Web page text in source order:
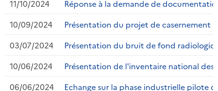
11/10/2024
Réponse à la demande de
10/09/2024
Présentation du projet de casernement
03/07/2024
Présentation du bruit de fond
10/06/2024
Présentation de l'inventaire national
06/06/2024
Echange sur la phase industrielle pilote